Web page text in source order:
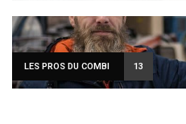
LES PROS DU COMBI 13